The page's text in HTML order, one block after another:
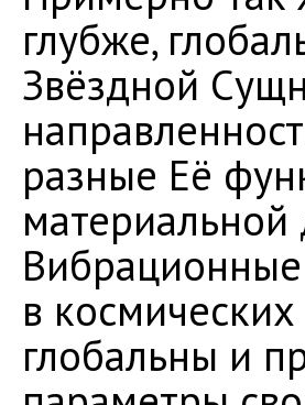
глубже,
Звёздной
разные Её
материальной
в
глобальны и